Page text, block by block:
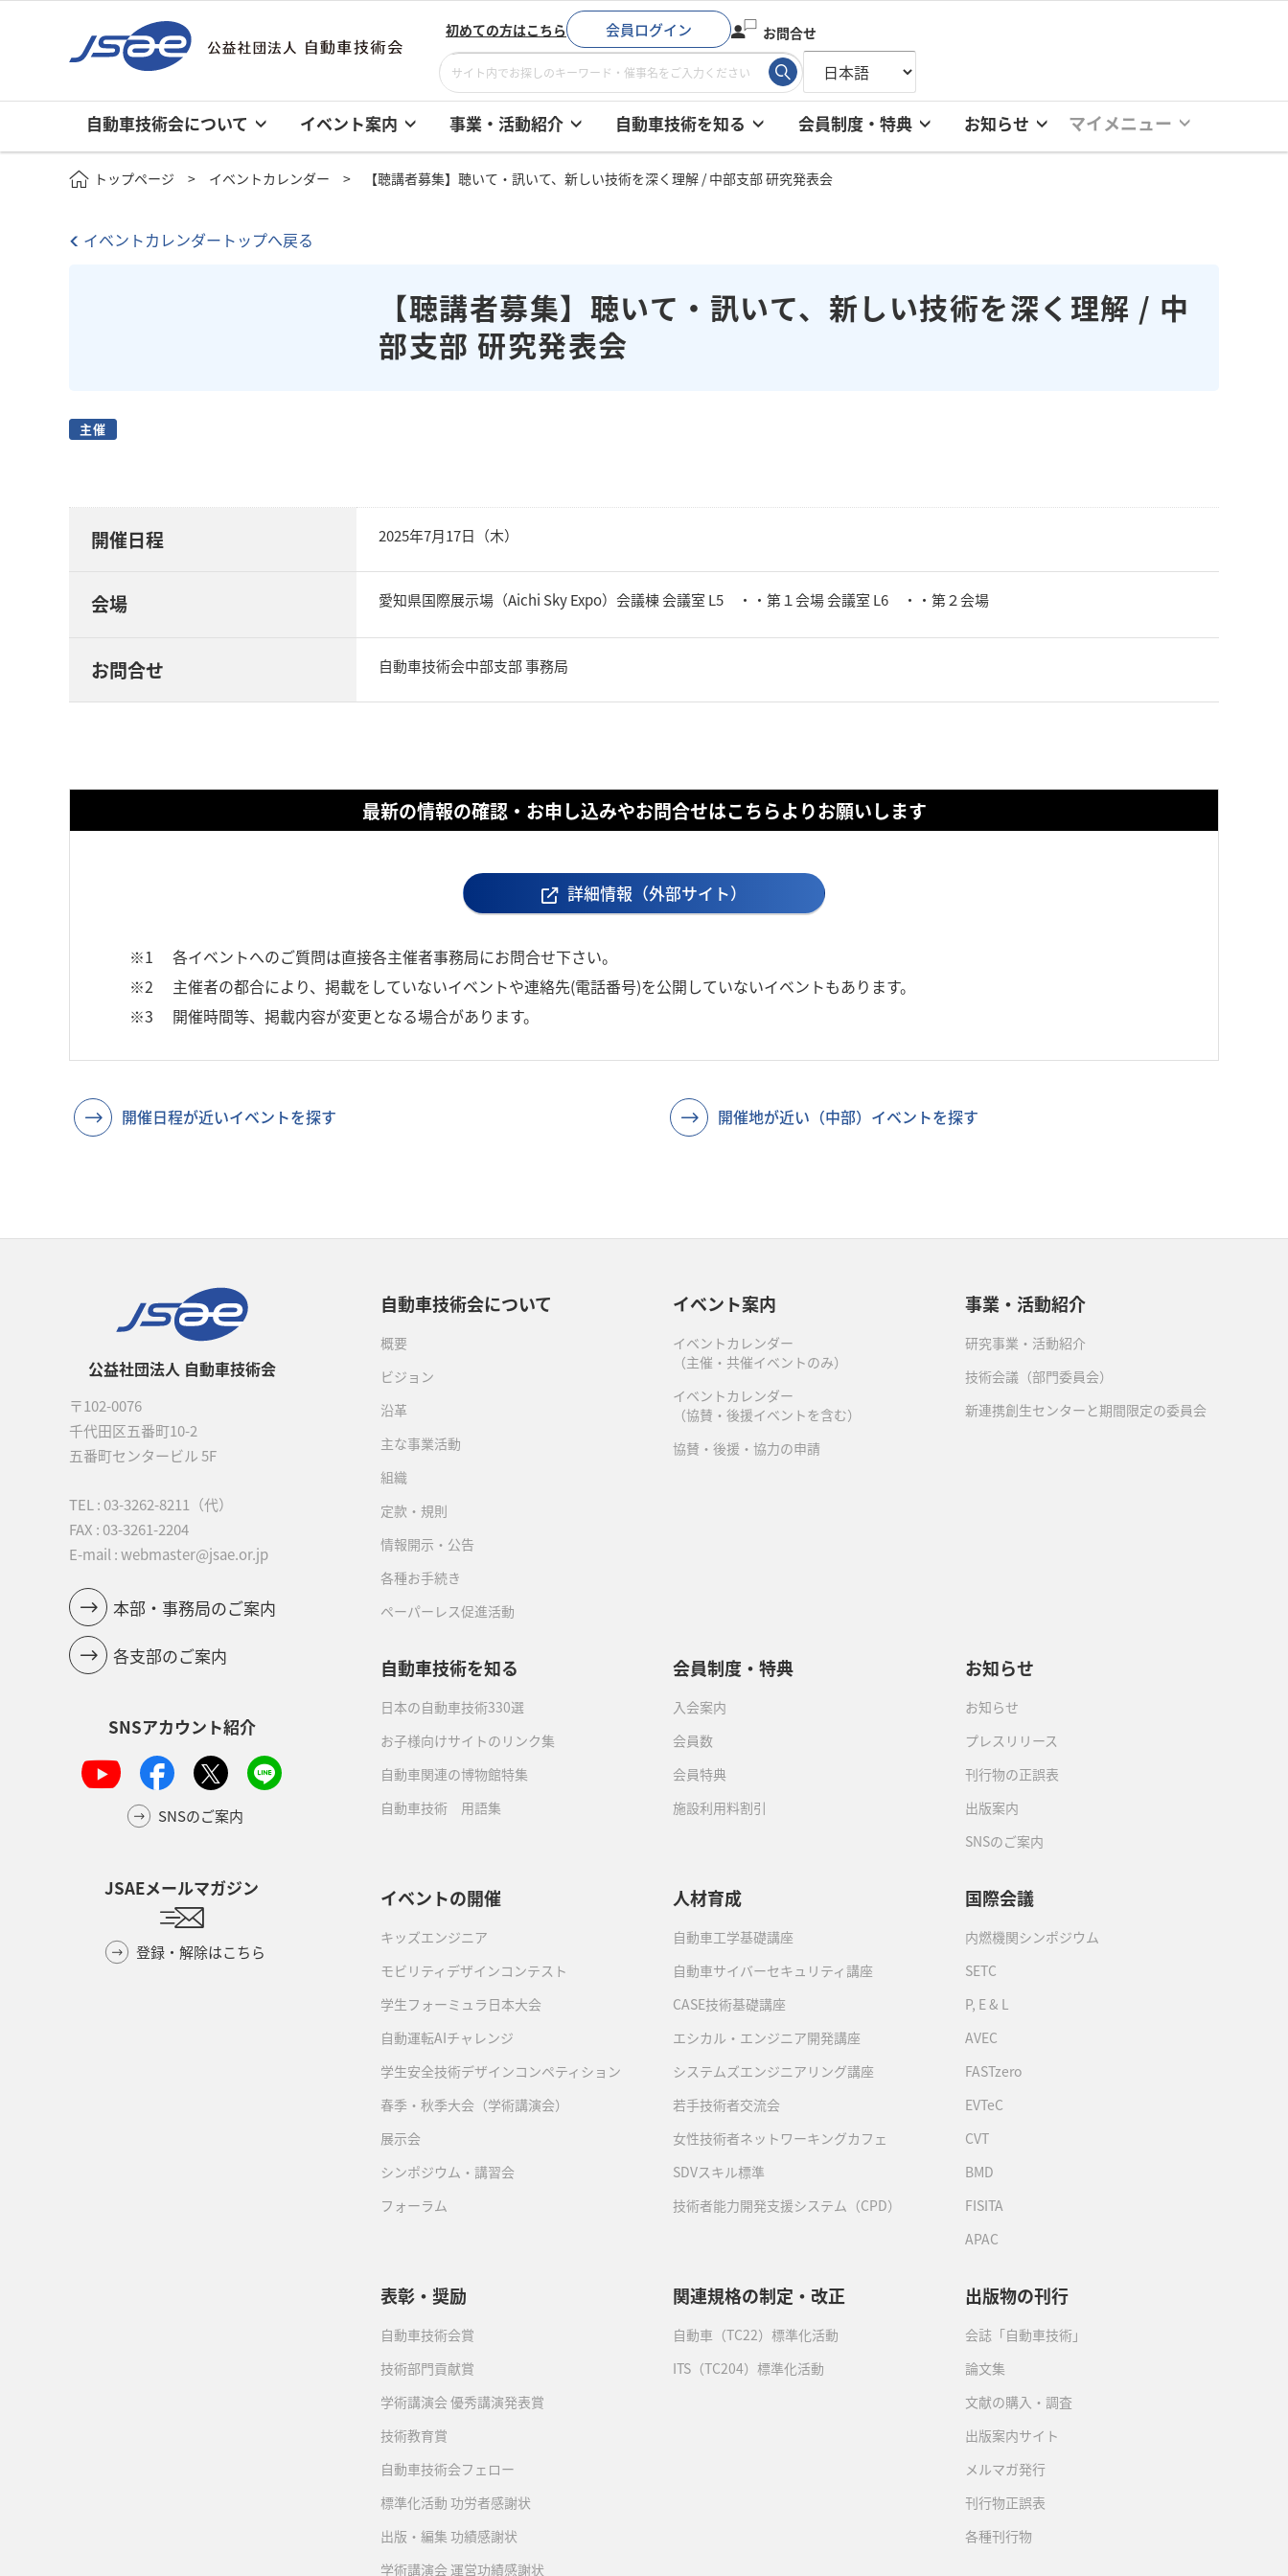
初めての方はこちら 会員ログイン お問合せ
自動車技術会について イベント案内 事業・活動紹介 自動車技術を知る 会員制度・特典 お知らせ マイメニュー
トップページ イベントカレンダー 【聴講者募集】聴いて・訊いて、新しい技術を深く理解 / 中部支部 研究発表会
イベントカレンダートップへ戻る
【聴講者募集】聴いて・訊いて、新しい技術を深く理解 / 中
部支部 研究発表会
主催
開催日程 2025年7月17日（木）
会場 愛知県国際展示場（Aichi Sky Expo）会議棟 会議室 L5 ・・第１会場 会議室 L6 ・・第２会場
お問合せ 自動車技術会中部支部 事務局
最新の情報の確認・お申し込みやお問合せはこちらよりお願いします
詳細情報（外部サイト）
※1
各イベントへのご質問は直接各主催者事務局にお問合せ下さい。
※2
主催者の都合により、掲載をしていないイベントや連絡先(電話番号)を公開していないイベントもあります。
※3
開催時間等、掲載内容が変更となる場合があります。
開催日程が近いイベントを探す 開催地が近い（中部）イベントを探す
公益社団法人 自動車技術会
〒102-0076
千代田区五番町10-2
五番町センタービル 5F
TEL : 03-3262-8211
（代）
FAX : 03-3261-2204
E-mail : webmaster@jsae.or.jp
本部・事務局のご案内
各支部のご案内
SNSアカウント紹介
SNSのご案内
JSAEメールマガジン
登録・解除はこちら
自動車技術会について
概要
ビジョン
沿革
主な事業活動
組織
定款・規則
情報開示・公告
各種お手続き
ペーパーレス促進活動
イベント案内
イベントカレンダー
（主催・共催イベントのみ）
イベントカレンダー
（協賛・後援イベントを含む）
協賛・後援・協力の申請
事業・活動紹介
研究事業・活動紹介
技術会議（部門委員会）
新連携創生センターと期間限定の委員会
自動車技術を知る
日本の自動車技術330選
お子様向けサイトのリンク集
自動車関連の博物館特集
自動車技術 用語集
会員制度・特典
入会案内
会員数
会員特典
施設利用料割引
お知らせ
お知らせ
プレスリリース
刊行物の正誤表
出版案内
SNSのご案内
イベントの開催
キッズエンジニア
モビリティデザインコンテスト
学生フォーミュラ日本大会
自動運転AIチャレンジ
学生安全技術デザインコンペティション
春季・秋季大会（学術講演会）
展示会
シンポジウム・講習会
フォーラム
人材育成
自動車工学基礎講座
自動車サイバーセキュリティ講座
CASE技術基礎講座
エシカル・エンジニア開発講座
システムズエンジニアリング講座
若手技術者交流会
女性技術者ネットワーキングカフェ
SDVスキル標準
技術者能力開発支援システム（CPD）
国際会議
内燃機関シンポジウム
SETC
P, E & L
AVEC
FASTzero
EVTeC
CVT
BMD
FISITA
APAC
表彰・奨励
自動車技術会賞
技術部門貢献賞
学術講演会 優秀講演発表賞
技術教育賞
自動車技術会フェロー
標準化活動 功労者感謝状
出版・編集 功績感謝状
学術講演会 運営功績感謝状
関連規格の制定・改正
自動車（TC22）標準化活動
ITS（TC204）標準化活動
出版物の刊行
会誌「自動車技術」
論文集
文献の購入・調査
出版案内サイト
メルマガ発行
刊行物正誤表
各種刊行物